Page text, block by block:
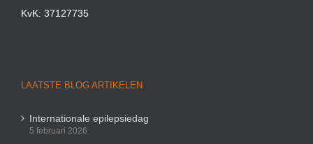
KvK: 37127735
LAATSTE BLOG ARTIKELEN
Internationale epilepsiedag
5 februari 2026